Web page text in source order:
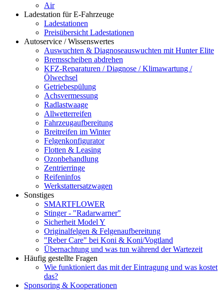
Air
Ladestation für E-Fahrzeuge
Ladestationen
Preisübersicht Ladestationen
Autoservice / Wissenswertes
Auswuchten & Diagnoseauswuchten mit Hunter Elite
Bremsscheiben abdrehen
KFZ-Reparaturen / Diagnose / Klimawartung /
Ölwechsel
Getriebespülung
Achsvermessung
Radlastwaage
Allwetterreifen
Fahrzeugaufbereitung
Breitreifen im Winter
Felgenkonfigurator
Flotten & Leasing
Ozonbehandlung
Zentrierringe
Reifeninfos
Werkstattersatzwagen
Sonstiges
SMARTFLOWER
Stinger - "Radarwarner"
Sicherheit Model Y
Originalfelgen & Felgenaufbereitung
"Reber Care" bei Koni & Koni/Vogtland
Übernachtung und was tun während der Wartezeit
Häufig gestellte Fragen
Wie funktioniert das mit der Eintragung und was kostet
das?
Sponsoring & Kooperationen